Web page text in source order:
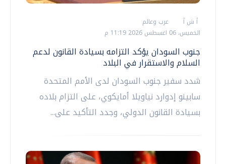
أ ش أ
عرب وعالم
الخميس، 06 اغسطس 2026 11:19 م
جنوب السودان يؤكد التزامه بسيادة القانون لدعم
السلام والاستقرار في البلاد
شدد سفير جنوب السودان لدى الأمم المتحدة
سابينو إدوارد نياويلا أمايكوي، على التزام بلاده
بسيادة القانون الدولي، وجدد التأكيد على...